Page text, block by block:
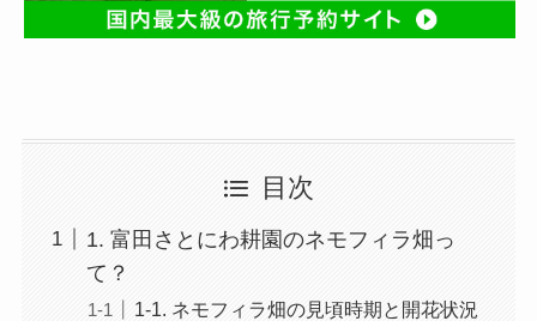
目次
1. 富田さとにわ耕園のネモフィラ畑っ
て？
1-1. ネモフィラ畑の見頃時期と開花状況